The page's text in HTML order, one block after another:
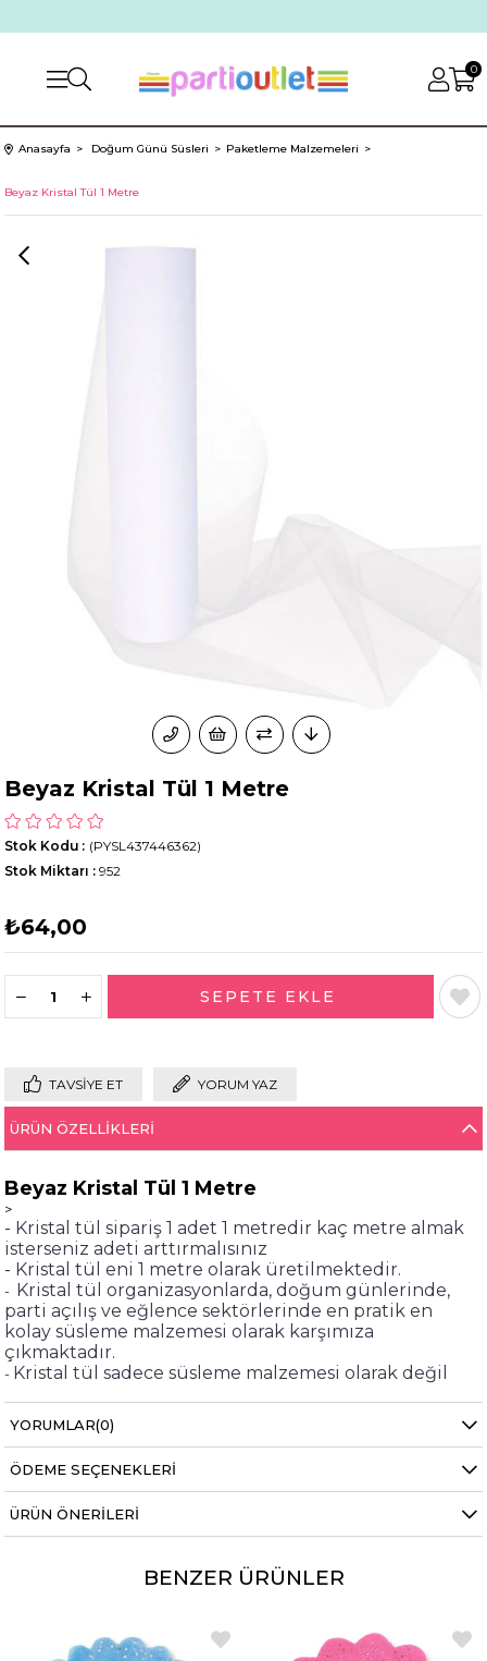
0
Anasayfa Doğum Günü Süsleri Paketleme Malzemeleri
Beyaz Kristal Tül 1 Metre
Beyaz Kristal Tül 1 Metre
(PYSL437446362)
Stok Kodu
Stok Miktarı : 952
₺64,00
TAVSIYE ET YORUM YAZ
ÜRÜN ÖZELLIKLERI
Beyaz Kristal Tül 1 Metre
>
- Kristal tül sipariş 1 adet 1 metredir kaç metre almak
isterseniz adeti arttırmalısınız
- Kristal tül eni 1 metre olarak üretilmektedir.
- Kristal tül organizasyonlarda, doğum günlerinde,
parti açılış ve eğlence sektörlerinde en pratik en
kolay süsleme malzemesi olarak karşımıza
çıkmaktadır.
- Kristal tül sadece süsleme malzemesi olarak değil
kullanılmaktadır.
Bilgi almak içindestek@partioutlet.comadresine
mail atabilirsiniz.
YORUMLAR(0)
ÖDEME SEÇENEKLERI
ÜRÜN ÖNERILERI
BENZER ÜRÜNLER